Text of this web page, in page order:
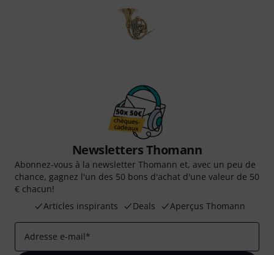
Newsletters Thomann
Abonnez-vous à la newsletter Thomann et, avec un peu de
chance, gagnez l'un des 50 bons d'achat d'une valeur de 50
€ chacun!
Articles inspirants
Deals Aperçus Thomann
Adresse e-mail*